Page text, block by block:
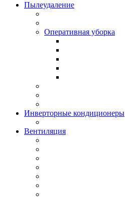
Пылеудаление
Оперативная уборка
Инверторные кондиционеры
Вентиляция